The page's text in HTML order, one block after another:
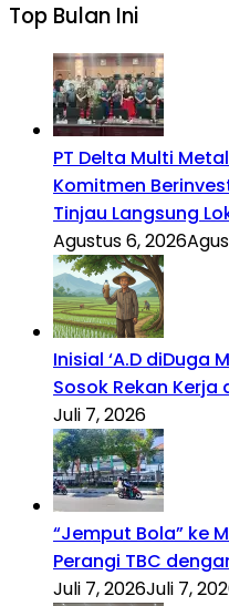
Top Bulan Ini
PT Delta Multi
Komitmen
Tinjau Langsung
Agustus 6, 2026
Inisial ‘A.D diDuga
Sosok Rekan
Juli 7, 2026
“Jemput Bola” ke
Perangi TBC
Juli 7, 2026Juli 7,